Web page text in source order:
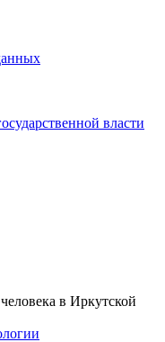
власти
в Иркутской